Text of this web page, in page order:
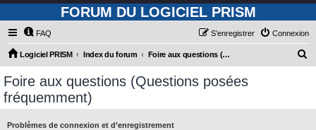
FORUM DU LOGICIEL PRISM
FAQ Connexion
S’enregistrer
Logiciel PRISM Index du forum Foire aux questions (Questions posées fréquemment)
Foire aux questions (Questions posées
fréquemment)
Problèmes de connexion et d’enregistrement